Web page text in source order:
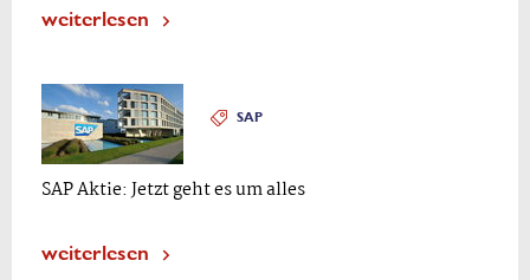
weiterlesen
SAP
SAP Aktie: Jetzt geht es um alles
weiterlesen